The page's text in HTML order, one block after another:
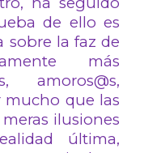
de ello es
sobre la faz de
más
amoros@s,
mucho que las
ilusiones
última,